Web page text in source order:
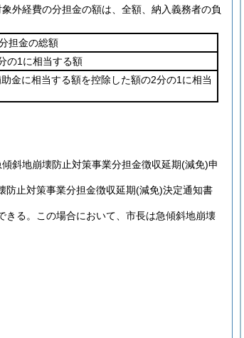
外経費の分担金の額は、全額、納入義務者の負
担金の総額
の1に相当する額
金に相当する額を控除した額の2分の1に相当
斜地崩壊防止対策事業分担金徴収延期(減免)申
防止対策事業分担金徴収延期(減免)決定通知書
る。
この場合において、市長は急傾斜地崩壊